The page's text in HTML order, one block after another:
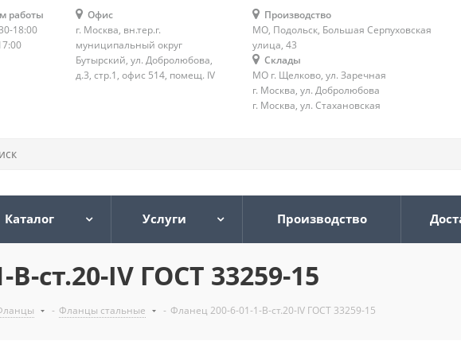
работы
18:00
Офис
г. Москва, вн.тер.г.
муниципальный округ
Бутырский, ул. Добролюбова,
д.3, стр.1, офис 514, помещ. IV
Производство
МО, Подольск, Большая Серпуховская
улица, 43
Склады
МО г. Щелково, ул. Заречная
г. Москва, ул. Добролюбова
г. Москва, ул. Стахановская
Каталог Услуги Производство
ст.20-IV ГОСТ 33259-15
- Фланцы стальные - Фланец 200-6-01-1-B-ст.20-IV ГОСТ 33259-15